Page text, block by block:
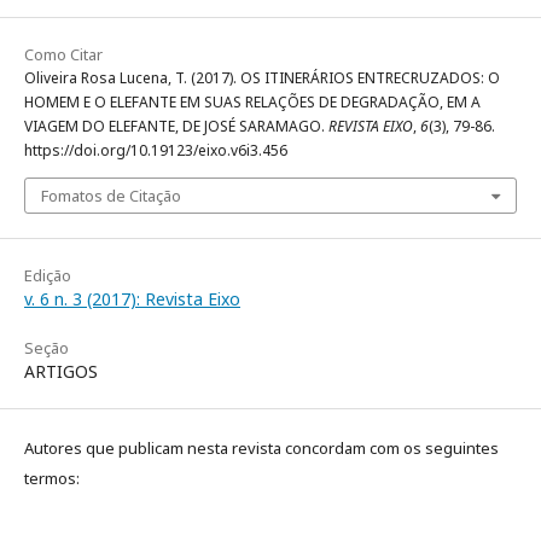
Como Citar
Oliveira Rosa Lucena, T. (2017). OS ITINERÁRIOS ENTRECRUZADOS: O
HOMEM E O ELEFANTE EM SUAS RELAÇÕES DE DEGRADAÇÃO, EM A
VIAGEM DO ELEFANTE, DE JOSÉ SARAMAGO. REVISTA EIXO,6(3), 79-86.
https://doi.org/10.19123/eixo.v6i3.456
Fomatos de Citação
Edição
v. 6 n. 3 (2017): Revista Eixo
Seção
ARTIGOS
Autores que publicam nesta revista concordam com os seguintes
termos: